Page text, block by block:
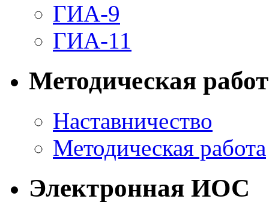
ГИА-9
ГИА-11
Методическая
Наставничество
Методическая работа
Электронная ИОС